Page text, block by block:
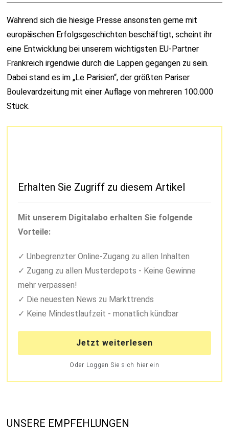
Während sich die hiesige Presse ansonsten gerne mit
europäischen Erfolgsgeschichten beschäftigt, scheint ihr
eine Entwicklung bei unserem wichtigsten EU-Partner
Frankreich irgendwie durch die Lappen gegangen zu sein.
Dabei stand es im „Le Parisien“, der größten Pariser
Boulevardzeitung mit einer Auflage von mehreren 100.000
Stück.
Erhalten Sie Zugriff zu diesem Artikel
Mit unserem Digitalabo erhalten Sie folgende
Vorteile:
Unbegrenzter Online-Zugang zu allen Inhalten
Zugang zu allen Musterdepots - Keine Gewinne
mehr verpassen!
Die neuesten News zu Markttrends
Keine Mindestlaufzeit - monatlich kündbar
Jetzt weiterlesen
Oder Loggen Sie sich hier ein
UNSERE EMPFEHLUNGEN